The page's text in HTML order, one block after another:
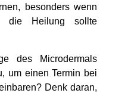
besonders wenn
die Heilung sollte
des Microdermals
um einen Termin bei
Denk daran,